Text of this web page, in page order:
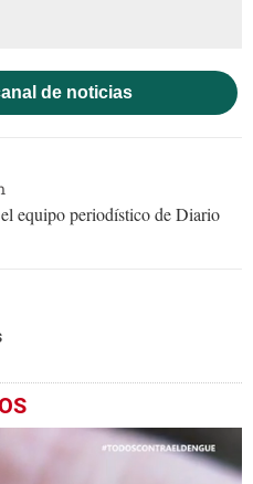
de noticias
equipo periodístico de Diario